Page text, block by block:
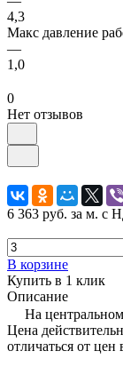
4,3
Макс давление
—
1,0
0
Нет отзывов
6 363 руб. за м. с
В корзине
Купить в 1 клик
Описание
На
Цена
отличаться от